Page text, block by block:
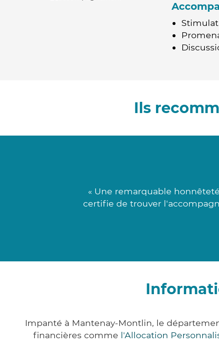
Ils
« Une remarquable
certifie de trouver
Impanté à Mantenay-Montlin, le
financières comme l'Allocation